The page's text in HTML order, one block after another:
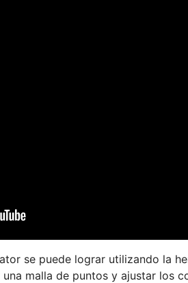
se puede lograr utilizando la
una malla de puntos y ajustar los